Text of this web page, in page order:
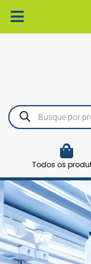
para
o
Pesquisar
produtos
Todos os